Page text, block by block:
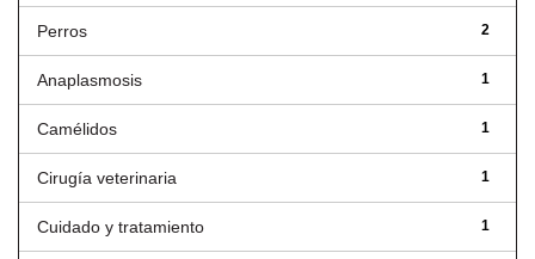
2
Perros
1
Anaplasmosis
1
Camélidos
1
Cirugía veterinaria
1
Cuidado y tratamiento